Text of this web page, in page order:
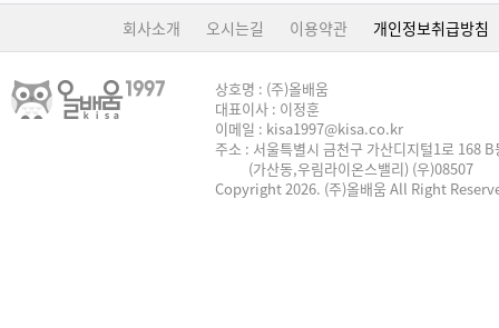
회사소개 오시는길 이용약관 개인정보취급방침
상호명 : (주)올배움
대표이사 : 이정훈
이메일 : kisa1997@kisa.co.kr
주소 : 서울특별시 금천구 가산디지털1로 168
(가산동,우림라이온스밸리) (우)08507
Copyright 2026. (주)올배움 All Right